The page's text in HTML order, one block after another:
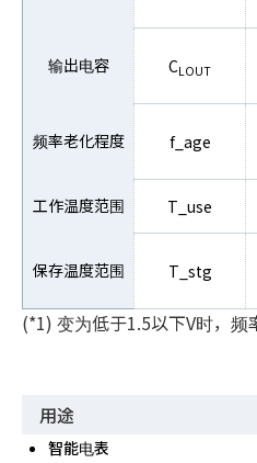
输出电容 CLOUT
频率老化程度 f_age
工作温度范围 T_use
保存温度范围 T_stg
(*1) 变为低于1.5以下V时，频
用途
智能电表